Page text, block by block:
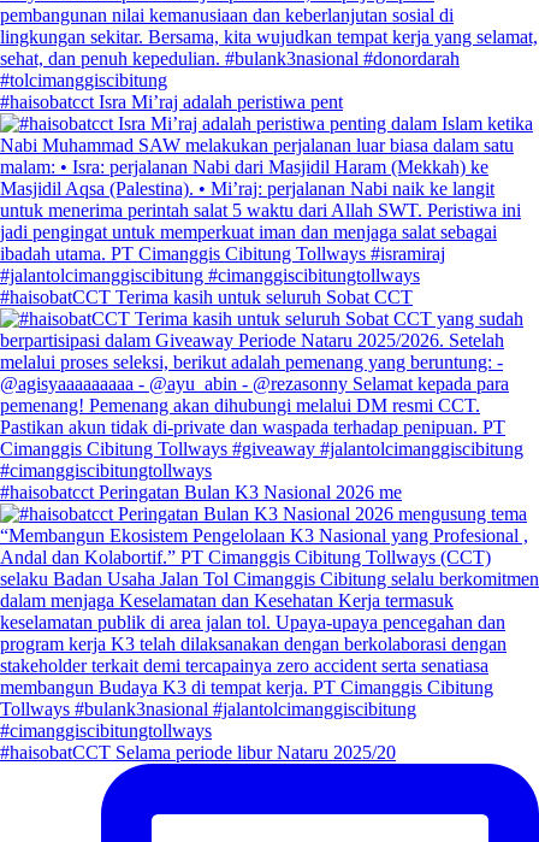
#haisobatcct Isra Mi’raj adalah peristiwa pent
#haisobatCCT Terima kasih untuk seluruh Sobat CCT
#haisobatcct Peringatan Bulan K3 Nasional 2026 me
#haisobatCCT Selama periode libur Nataru 2025/20